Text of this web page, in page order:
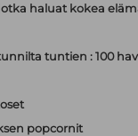
haluat kokea
tuntien : 100
popcornit